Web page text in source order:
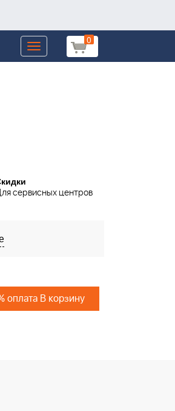
0
Toggle
navigation
сервисных центров
оплата В корзину